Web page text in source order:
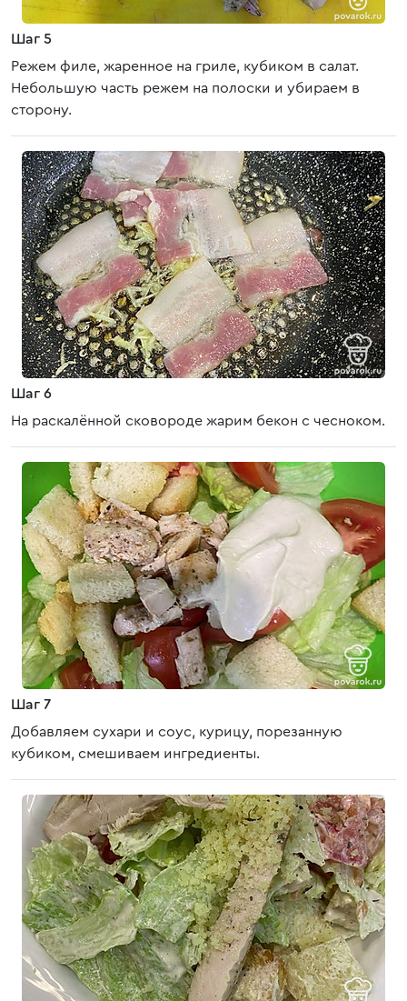
Шаг 5
Режем филе, жаренное на гриле, кубиком в салат.
Небольшую часть режем на полоски и убираем в
сторону.
Шаг 6
На раскалённой сковороде жарим бекон с чесноком.
Шаг 7
Добавляем сухари и соус, курицу, порезанную
кубиком, смешиваем ингредиенты.